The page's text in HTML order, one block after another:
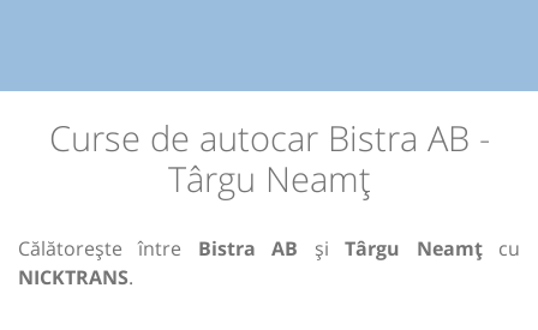
Curse de autocar Bistra AB -
Târgu Neamț
Călătorește între Bistra AB șiTârgu Neamțcu
NICKTRANS.